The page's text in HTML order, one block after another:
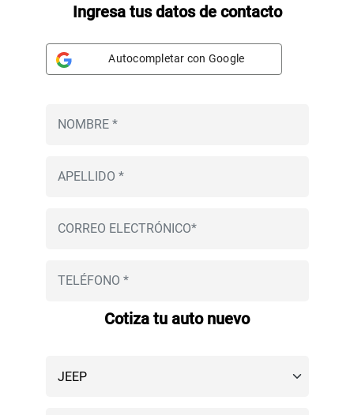
Ingresa tus datos de contacto
Autocompletar con Google
Cotiza tu auto nuevo